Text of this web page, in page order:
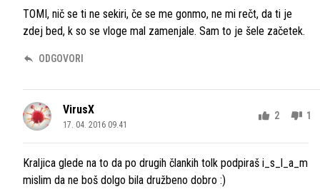
TOMI, nič se ti ne sekiri, če se me gonmo, ne mi rečt, da ti je
zdej bed, k so se vloge mal zamenjale. Sam to je šele začetek.
ODGOVORI
VirusX
17. 04. 2016 09.41
2 1
Kraljica glede na to da po drugih člankih tolk podpiraš i_s_l_a_m
mislim da ne boš dolgo bila družbeno dobro :)